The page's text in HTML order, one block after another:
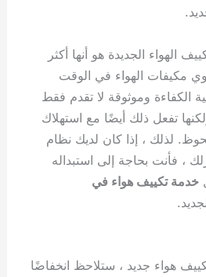
الجديدة هو أنها أكثر
مكيفات الهواء في الوقت
الكفاءة وموثوقة لا تقدم فقط
تفعل ذلك أيضًا مع استهلاك
لذلك ، إذا كان لديك نظام
، فأنت بحاجة إلى استبداله
خدمة تكييف هواء في
هواء جديد ، ستلاحظ انخفاضًا